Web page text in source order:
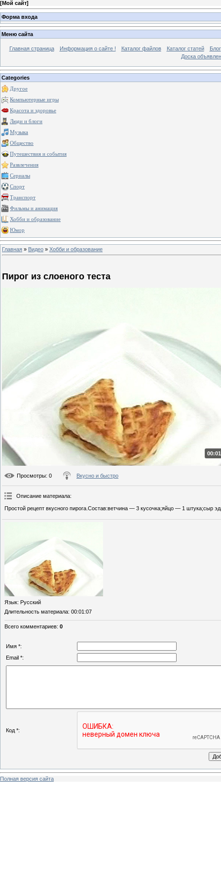
[Мой сайт]
Форма входа
Меню сайта
Главная страница Информация о сайте ! Каталог файлов Каталог статей
Блог
Доска
Categories
Другое
Компьютерные игры
Красота и здоровье
Люди и блоги
Музыка
Общество
Путешествия и события
Развлечения
Сериалы
Спорт
Транспорт
Фильмы и анимация
Хобби и образование
Юмор
Главная » Видео » Хобби и образование
Пирог из слоеного теста
Просмотры: 0 Вкусно и быстро
Описание материала:
Простой рецепт вкусного пирога.Состав:ветчина — 3 кусочка;яйцо — 1 штука;сыр
Язык: Русский
Длительность материала: 00:01:07
Всего комментариев: 0
Имя *:
Email *:
Код *:
Полная версия сайта